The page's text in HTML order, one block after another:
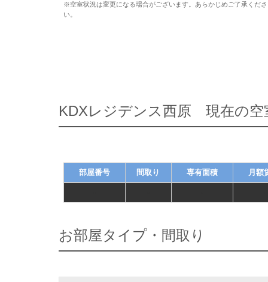
※空室状況は変更になる場合がございます。あらかじめご了承くださ
い。
KDXレジデンス西原 現在の空
部屋番号 間取り 専有面積 月額
お部屋タイプ・間取り